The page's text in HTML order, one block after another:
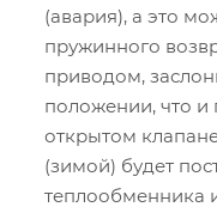
(авария), а это
пружинного
приводом,
положении, что и
открытом
(зимой) будет
теплообменника